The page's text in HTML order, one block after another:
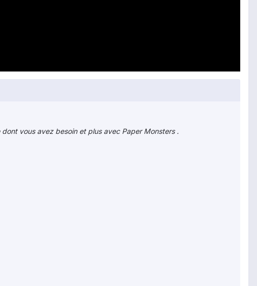
vous avez besoin et plus avec Paper Monsters .